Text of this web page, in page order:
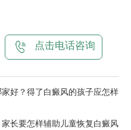
点击电话咨询
好？得了白癜风的孩子应怎样
长要怎样辅助儿童恢复白癜风